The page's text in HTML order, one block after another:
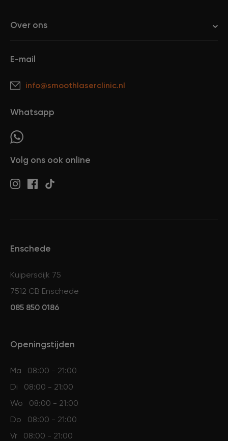
Over ons
E-mail
info@smoothlaserclinic.nl
Whatsapp
Volg ons ook online
Enschede
Kuipersdijk 75
7512 CB Enschede
085 850 0186
Openingstijden
Ma
08:00 - 21:00
Di
08:00 - 21:00
Wo
08:00 - 21:00
Do
08:00 - 21:00
Vr
08:00 - 21:00